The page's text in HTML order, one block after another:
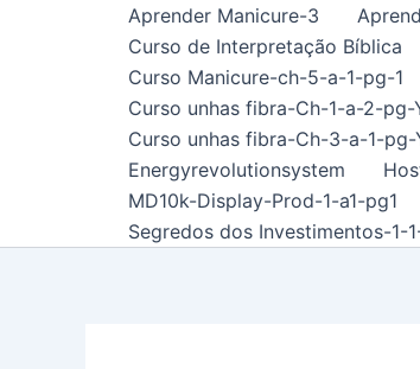
Aprender Manicure-3
Curso de Interpretação Bíblica
Curso Manicure-ch-5-a-1-pg-1
Curso unhas fibra-Ch-1-a-2-
Curso unhas fibra-Ch-3-a-1-
Energyrevolutionsystem
MD10k-Display-Prod-1-a1-pg1
Segredos dos Investimentos-1-